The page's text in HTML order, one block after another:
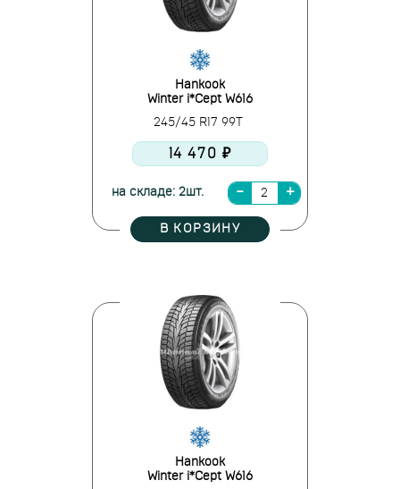
Hankook
Winter i*Cept W616
245/45 R17 99T
14 470 ₽
на складе: 2шт.
В КОРЗИНУ
Hankook
Winter i*Cept W616